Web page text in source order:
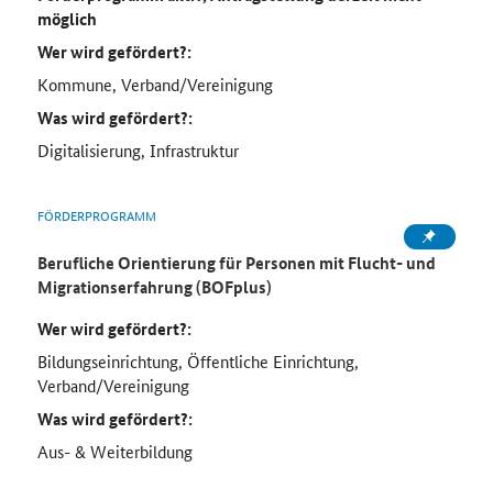
möglich
Wer wird gefördert?:
Kommune, Verband/Vereinigung
Was wird gefördert?:
Digitalisierung, Infrastruktur
FÖRDERPROGRAMM
Berufliche Orientierung für Personen mit Flucht- und
Migrationserfahrung (BOFplus)
Wer wird gefördert?:
Bildungseinrichtung, Öffentliche Einrichtung,
Verband/Vereinigung
Was wird gefördert?:
Aus- & Weiterbildung